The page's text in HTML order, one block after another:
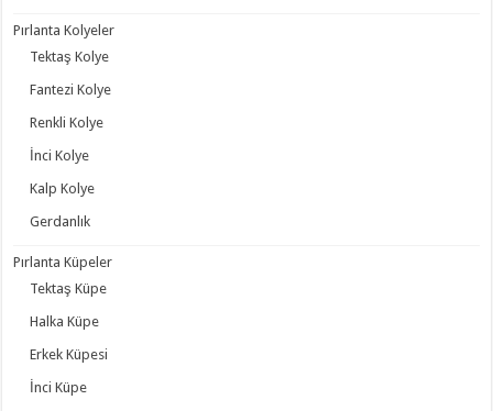
Pırlanta Kolyeler
Tektaş Kolye
Fantezi Kolye
Renkli Kolye
İnci Kolye
Kalp Kolye
Gerdanlık
Pırlanta Küpeler
Tektaş Küpe
Halka Küpe
Erkek Küpesi
İnci Küpe